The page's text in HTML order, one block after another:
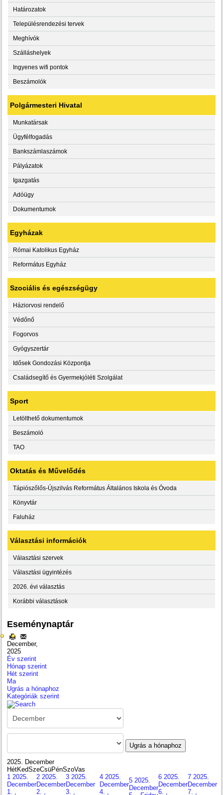
Határozatok
Településrendezési tervek
Meghívók
Szálláshelyek
Ingyenes wifi pontok
Beszámolók
Polgármesteri Hivatal
Munkatársak
Ügyfélfogadás
Bankszámlaszámok
Pályázatok
Igazgatás
Adóügy
Dokumentumok
Egyházak
Római Katolikus Egyház
Református Egyház
Szociális és egészségügy
Háziorvosi rendelő
Védőnő
Fogorvos
Gyógyszertár
Idősek Gondozási Központja
Családsegítő és Gyermekjóléti Szolgálat
Sport
Letölthető dokumentumok
Beszámoló
TAO
Oktatás és Művelődés
Tápiószőlős-Újszilvás Református Általános Iskola és Óvoda
Könyvtár
Faluház
Választási információk
Választási szervek
Választási ügyintézés
2026. évi választás
Korábbi választások
Eseménynaptár
December,
2025
Év szerint
Hónap szerint
Hét szerint
Ma
Ugrás a hónaphoz
Kategóriák szerint
Ugrás a hónaphoz
2025. December
HétKedSzeCsüPénSzoVas
1 2025.
December
1. ,
2 2025.
December
2. ,
3 2025.
December
3. ,
4 2025.
December
4. ,
5 2025.
December
6 2025.
December
6. ,
7 2025.
December
7. ,